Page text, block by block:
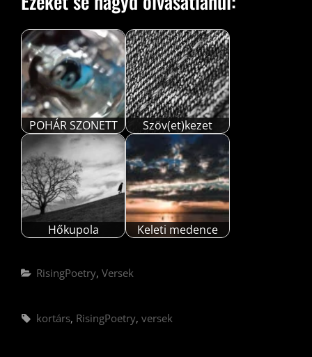
POHÁR SZONETT Szöv(et)kezet
Hőkupola Keleti medence
Categories
RisingPoetry, Versek
Tags,
kortárs, RisingPoetry, versek